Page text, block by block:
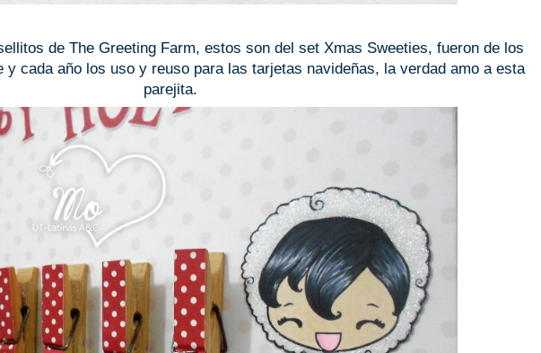
de The Greeting Farm, estos son del set Xmas Sweeties, fueron de los
y cada año los uso y reuso para las tarjetas navideñas, la verdad amo a esta
parejita.